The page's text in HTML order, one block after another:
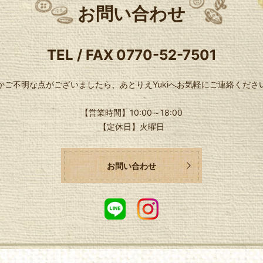
お問い合わせ
TEL / FAX0770-52-7501
ご不明な点がございましたら、あとりえYukiへお気軽にご連絡くださ
【営業時間】10:00～18:00
【定休日】火曜日
お問い合わせ